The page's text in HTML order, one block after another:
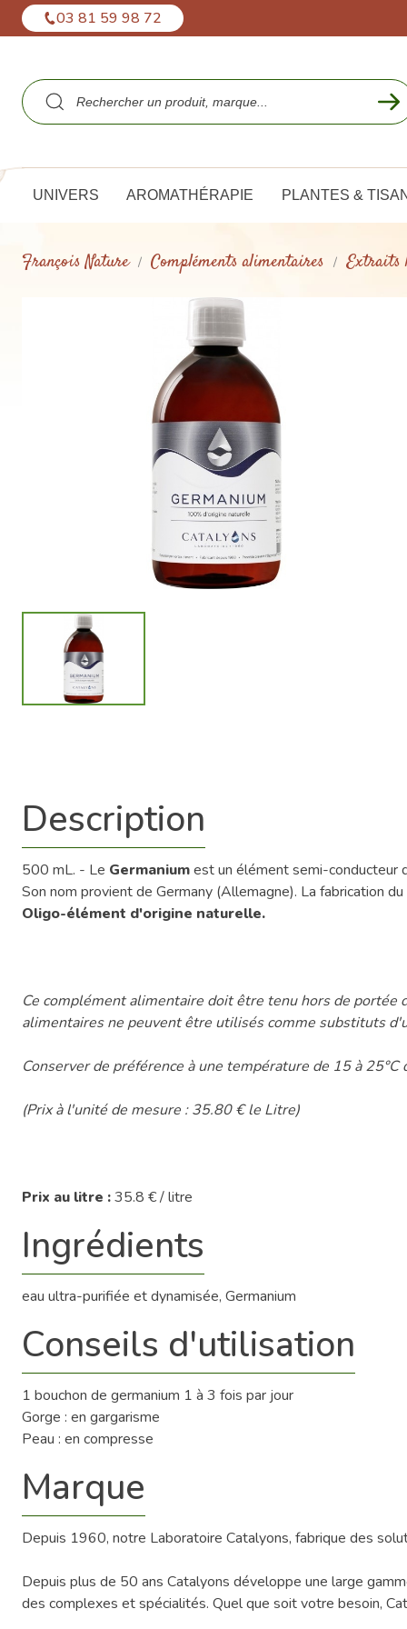
03 81 59 98 72
UNIVERS AROMATHÉRAPIE PLANTES &
François Nature Compléments alimentaires Extraits
Description
500 mL. - Le Germaniumest un élément semi-conducteur
Son nom provient de Germany (Allemagne). La fabrication
Oligo-élément d'origine naturelle.
Ce complément alimentaire doit être tenu hors de portée
alimentaires ne peuvent être utilisés comme substituts
Conserver de préférence à une température de 15 à
(Prix à l'unité de mesure : 35.80 € le Litre)
Prix au litre :35.8 € / litre
Ingrédients
eau ultra-purifiée et dynamisée, Germanium
Conseils d'utilisation
1 bouchon de germanium 1 à 3 fois par jour
Gorge : en gargarisme
Peau : en compresse
Marque
Depuis 1960, notre Laboratoire Catalyons, fabrique des
Depuis plus de 50 ans Catalyons développe une large
des complexes et spécialités. Quel que soit votre besoin,
Panneau de gestion des cookies